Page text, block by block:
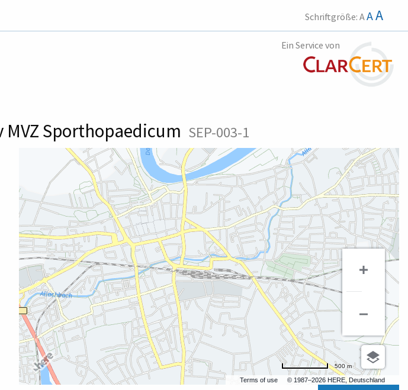
Schriftgröße: AAA
Ein Service von
Sporthopaedicum SEP-003-1
Terms of use © 1987–2026 HERE, Deutschland
500 m